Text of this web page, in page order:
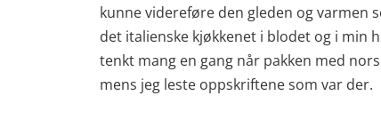
kunne videreføre den gleden og varmen
det italienske kjøkkenet i blodet og i min
tenkt mang en gang når pakken med
mens jeg leste oppskriftene som var der.